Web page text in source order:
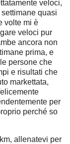
veloci,
quasi
volte mi è
veloci pur
ancora non
prima, e
persone che
e risultati che
markettata,
per
perché so
allenatevi per